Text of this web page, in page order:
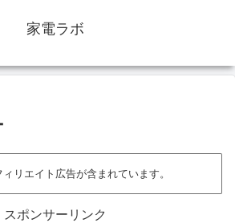
家電ラボ
リエイト広告が含まれています。
スポンサーリンク